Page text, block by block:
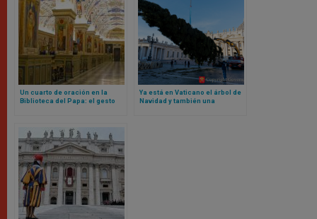
Un cuarto de oración en la
Biblioteca del Papa: el gesto
Ya está en Vaticano el árbol de
Navidad y también una